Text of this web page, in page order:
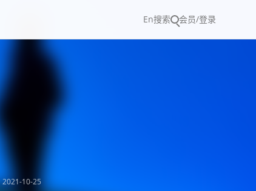
En搜索 会员/登录
2021-10-25